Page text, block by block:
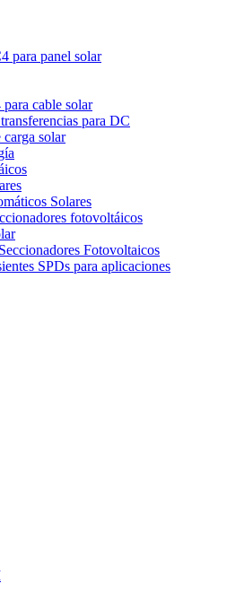
para panel solar
cable solar
para DC
solar
Solares
fotovoltáicos
Fotovoltaicos
SPDs para aplicaciones